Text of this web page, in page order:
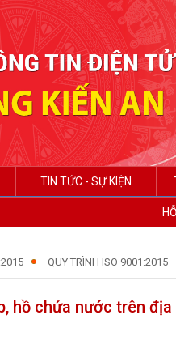
TIN TỨC - SỰ KIỆN
QUY TRÌNH ISO 9001:2015
hồ chứa nước trên